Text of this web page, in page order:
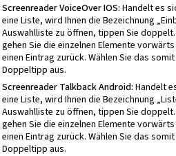
Screenreader VoiceOver IOS: Handelt es
eine Liste, wird Ihnen die Bezeichnung
Auswahlliste zu öffnen, tippen Sie
gehen Sie die einzelnen Elemente
einen Eintrag zurück. Wählen Sie das
Doppeltipp aus.
Screenreader Talkback Android: Handelt
eine Liste, wird Ihnen die Bezeichnung
Auswahlliste zu öffnen, tippen Sie
gehen Sie die einzelnen Elemente
einen Eintrag zurück. Wählen Sie das
Doppeltipp aus.